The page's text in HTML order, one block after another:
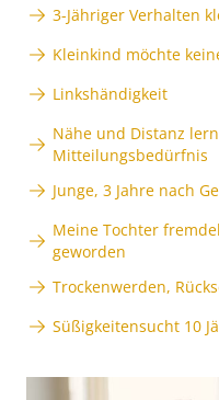
3-Jähriger Verhalten
Kleinkind möchte
Linkshändigkeit
Nähe und Distanz
Mitteilungsbedürfnis
Junge, 3 Jahre nach
Meine Tochter
geworden
Trockenwerden,
Süßigkeitensucht 10